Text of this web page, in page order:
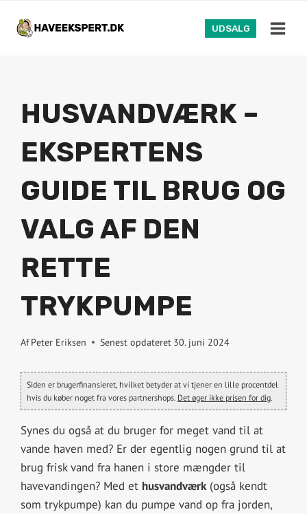
UDSALG
HUSVANDVÆRK –
EKSPERTENS
GUIDE TIL BRUG OG
VALG AF DEN
RETTE
TRYKPUMPE
Af Peter Eriksen Senest opdateret 30. juni 2024
Siden er brugerfinansieret, hvilket betyder at vi tjener en lille procentdel
hvis du køber noget fra vores partnershops. Det øger ikke prisen for dig.
Synes du også at du bruger for meget vand til at
vande haven med? Er der egentlig nogen grund til at
brug frisk vand fra hanen i store mængder til
havevandingen? Med et husvandværk(også kendt
som trykpumpe) kan du pumpe vand op fra jorden,